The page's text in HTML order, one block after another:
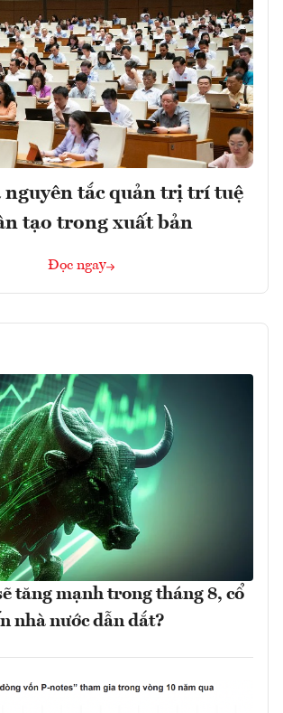
nguyên tắc quản trị trí tuệ
tạo trong xuất bản
Đọc ngay
tăng mạnh trong tháng 8, cổ
nhà nước dẫn dắt?